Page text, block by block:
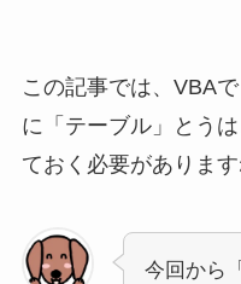
この記事では、VBA
に「テーブル」とう
ておく必要がありま
今回から